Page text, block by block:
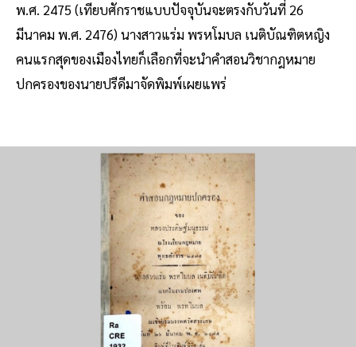
พ.ศ. 2475 (เทียบศักราชแบบปัจจุบันจะตรงกับวันที่ 26
มีนาคม พ.ศ. 2476) นางสาวแร่ม พรหโมบล เนติบัณฑิตหญิง
คนแรกสุดของเมืองไทยก็เลือกที่จะนำคำสอนวิชากฎหมาย
ปกครองของนายปรีดีมาจัดพิมพ์เผยแพร่